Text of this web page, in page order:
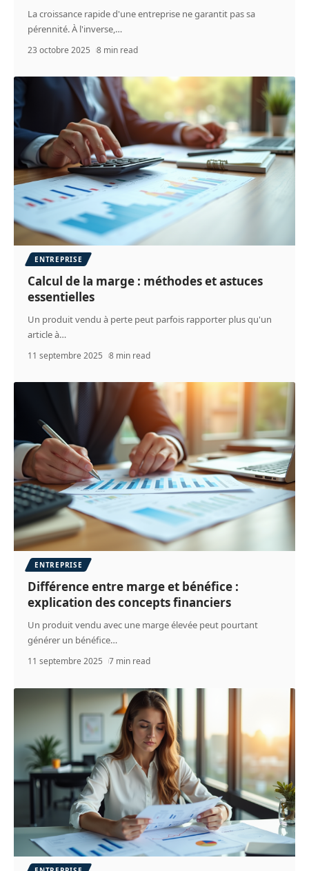
La croissance rapide d'une entreprise ne garantit pas sa
pérennité. À l'inverse,…
23 octobre 2025 8 min read
ENTREPRISE
Calcul de la marge : méthodes et astuces
essentielles
Un produit vendu à perte peut parfois rapporter plus qu'un
article à…
11 septembre 2025 8 min read
ENTREPRISE
Différence entre marge et bénéfice :
explication des concepts financiers
Un produit vendu avec une marge élevée peut pourtant
générer un bénéfice…
11 septembre 2025 7 min read